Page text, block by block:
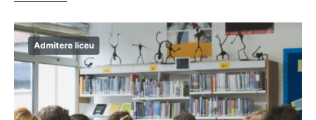
Admitere liceu